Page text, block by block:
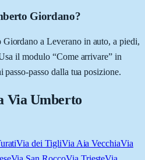
Giordano?
a Leverano in auto, a piedi,
il modulo “Come arrivare” in
passo dalla tua posizione.
Via Umberto
Via dei TigliVia Aia VecchiaVia